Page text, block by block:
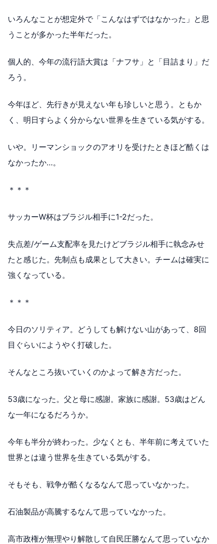
いろんなことが想定外で「こんなはずではなかった」と思
うことが多かった半年だった。
個人的、今年の流行語大賞は「ナフサ」と「目詰まり」だ
ろう。
今年ほど、先行きが見えない年も珍しいと思う。ともか
く、明日すらよく分からない世界を生きている気がする。
いや。リーマンショックのアオリを受けたときほど酷くは
なかったか…。
＊＊＊
サッカーW杯はブラジル相手に1-2だった。
失点差/ゲーム支配率を見たけどブラジル相手に執念みせ
たと感じた。先制点も成果として大きい。チームは確実に
強くなっている。
＊＊＊
今日のソリティア。どうしても解けない山があって、8回
目ぐらいにようやく打破した。
そんなところ抜いていくのかよって解き方だった。
53歳になった。父と母に感謝。家族に感謝。53歳はどん
な一年になるだろうか。
今年も半分が終わった。少なくとも、半年前に考えていた
世界とは違う世界を生きている気がする。
そもそも、戦争が酷くなるなんて思っていなかった。
石油製品が高騰するなんて思っていなかった。
高市政権が無理やり解散して自民圧勝なんて思っていなか